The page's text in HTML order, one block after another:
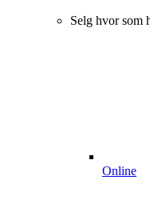
Selg hvor som
Online